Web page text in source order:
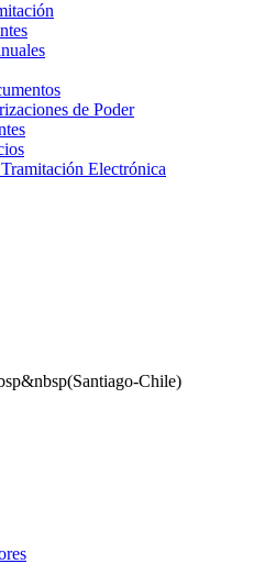
de Poder
Electrónica
Chile)